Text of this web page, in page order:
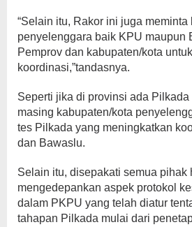
“Selain itu, Rakor ini juga meminta
penyelenggara baik KPU maupun
Pemprov dan kabupaten/kota
koordinasi,”tandasnya.
Seperti jika di provinsi ada
masing kabupaten/kota
tes Pilkada yang meningkatkan
dan Bawaslu.
Selain itu, disepakati semua pihak
mengedepankan aspek protokol
dalam PKPU yang telah diatur
tahapan Pilkada mulai dari